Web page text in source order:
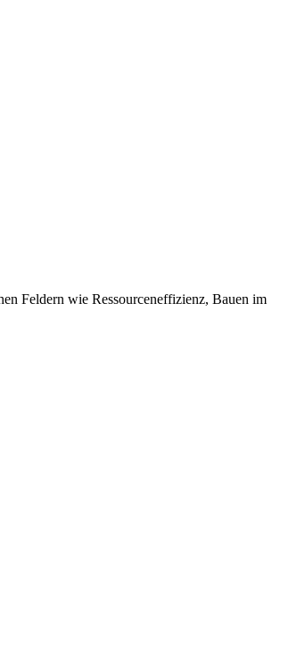
Feldern wie Ressourceneffizienz, Bauen im